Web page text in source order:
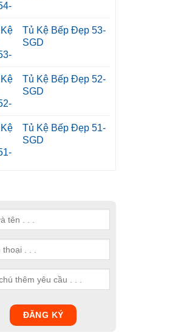
Tủ Kệ Bếp Đẹp 53-
SGD
Tủ Kệ Bếp Đẹp 52-
SGD
Tủ Kệ Bếp Đẹp 51-
SGD